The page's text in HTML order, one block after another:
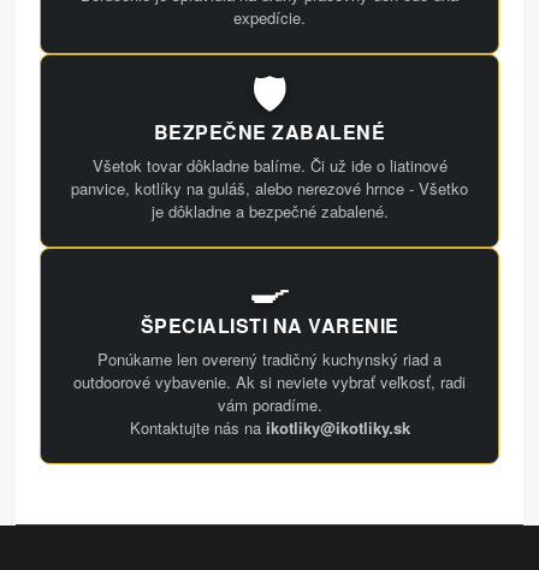
expedície.
🛡️
BEZPEČNE ZABALENÉ
Všetok tovar dôkladne balíme. Či už ide o liatinové
panvice, kotlíky na guláš, alebo nerezové hrnce - Všetko
je dôkladne a bezpečné zabalené.
🍳
ŠPECIALISTI NA VARENIE
Ponúkame len overený tradičný kuchynský riad a
outdoorové vybavenie. Ak si neviete vybrať veľkosť, radi
vám poradíme.
Kontaktujte nás na ikotliky@ikotliky.sk